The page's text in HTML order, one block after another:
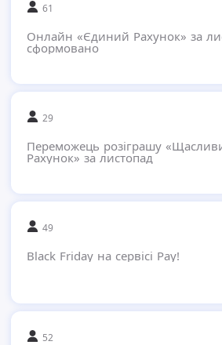
61
Онлайн «Єдиний Рахунок» за
сформовано
29
Переможець розіграшу
Рахунок» за листопад
49
Black Friday на сервісі Pay!
52